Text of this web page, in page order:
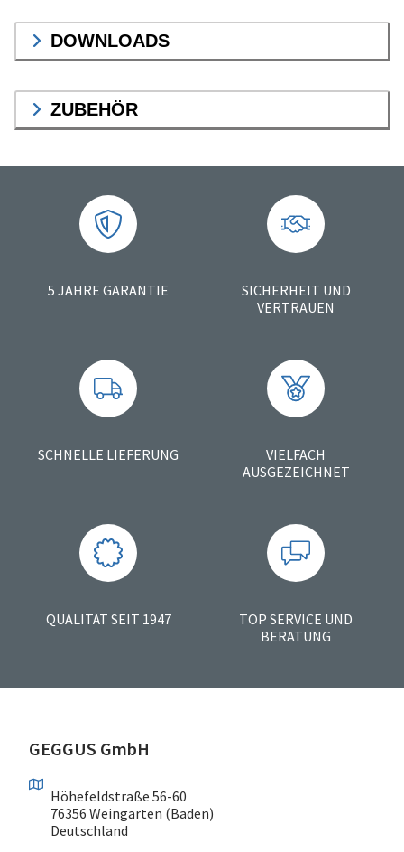
DOWNLOADS
ZUBEHÖR
5 JAHRE GARANTIE
SICHERHEIT UND
VERTRAUEN
SCHNELLE LIEFERUNG
VIELFACH
AUSGEZEICHNET
QUALITÄT SEIT 1947
TOP SERVICE UND
BERATUNG
GEGGUS GmbH
Höhefeldstraße 56-60
76356 Weingarten (Baden)
Deutschland